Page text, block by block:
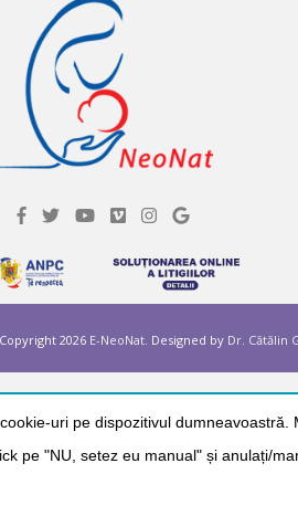
2026 E-NeoNat. Designed by Dr. Cătălin
uri pe dispozitivul
pe "NU, setez eu manual" și anulați/